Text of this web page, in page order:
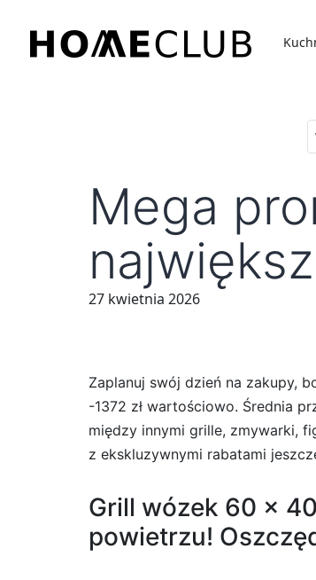
treści
Mega
27 kwietnia 2026
Zaplanuj swój dzień na zakupy,
-1372 zł wartościowo. Średnia
między innymi grille, zmywarki,
z ekskluzywnymi rabatami
Grill wózek 60 x
powietrzu!